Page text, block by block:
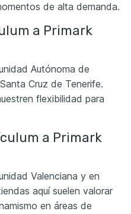
de alta demanda.
a Primark
Autónoma de
Cruz de Tenerife.
flexibilidad para
a Primark
Valenciana y en
aquí suelen valorar
en áreas de